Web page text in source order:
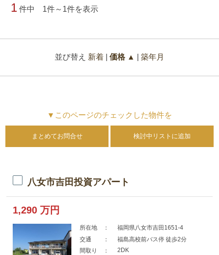
1 件中 1件～1件を表示
並び替え 新着 価格 ▲ 築年月
▼このページのチェックした物件を
まとめてお問合せ 検討中リストに追加
八女市吉田投資アパート
1,290万円
所在地 ：
福岡県八女市吉田1651-4
交通 ：
福島高校前バス停 徒歩2分
間取り ：
2DK